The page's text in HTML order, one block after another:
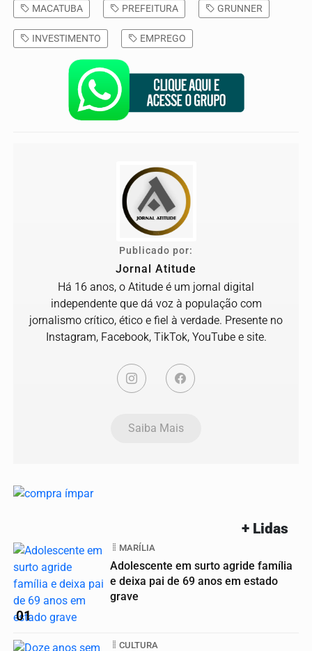
MACATUBA PREFEITURA GRUNNER
INVESTIMENTO EMPREGO
Publicado por:
Jornal Atitude
Há 16 anos, o Atitude é um jornal digital
independente que dá voz à população com
jornalismo crítico, ético e fiel à verdade. Presente no
Instagram, Facebook, TikTok, YouTube e site.
Saiba Mais
+ Lidas
01
MARÍLIA
Adolescente em surto agride família
e deixa pai de 69 anos em estado
grave
CULTURA